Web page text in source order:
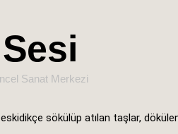
Sanat Merkezi
sökülüp atılan taşlar, dökülen